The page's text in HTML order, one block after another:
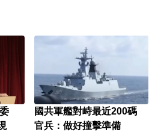
國共軍艦對峙最近200碼
官兵：做好撞擊準備